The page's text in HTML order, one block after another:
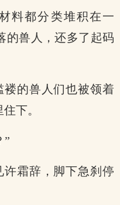
料都分类堆积在一
的兽人，还多了起码
的兽人们也被领着
下。
”
霜辞，脚下急刹停